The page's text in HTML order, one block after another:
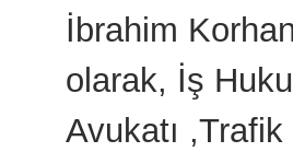
İbrahim
olarak, İş
Avukatı